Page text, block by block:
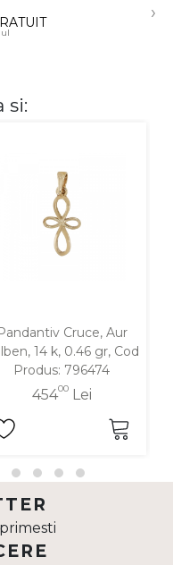
›
si:
Cruce, Aur
14 k, 0.46 gr, Cod
Produs: 796474
45400Lei